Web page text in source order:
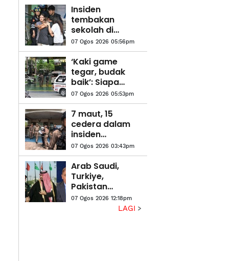
Insiden
tembakan
sekolah di
Thailand:
Suspek
dipercayai
bunuh datuk,
nenek sebelum
serangan
07 Ogos 2026 05:56pm
‘Kaki game
tegar, budak
baik’: Siapa
remaja 14 tahun
di sebalik
insiden
tembakan
sekolah di
Thailand?
07 Ogos 2026 05:53pm
7 maut, 15
cedera dalam
insiden
tembakan di
sekolah
Thailand
07 Ogos 2026 03:43pm
Arab Saudi,
Turkiye,
Pakistan
dijangka
07 Ogos 2026 12:18pm
LAGI